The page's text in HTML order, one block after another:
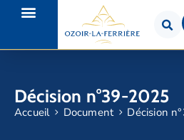
Décision n°39-2025
Accueil Document Décision